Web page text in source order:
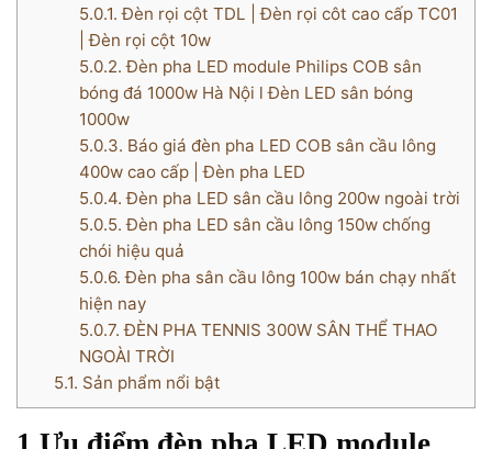
5.0.1. Đèn rọi cột TDL | Đèn rọi côt cao cấp TC01
| Đèn rọi cột 10w
5.0.2. Đèn pha LED module Philips COB sân
bóng đá 1000w Hà Nội l Đèn LED sân bóng
1000w
5.0.3. Báo giá đèn pha LED COB sân cầu lông
400w cao cấp | Đèn pha LED
5.0.4. Đèn pha LED sân cầu lông 200w ngoài trời
5.0.5. Đèn pha LED sân cầu lông 150w chống
chói hiệu quả
5.0.6. Đèn pha sân cầu lông 100w bán chạy nhất
hiện nay
5.0.7. ĐÈN PHA TENNIS 300W SÂN THỂ THAO
NGOÀI TRỜI
5.1. Sản phẩm nổi bật